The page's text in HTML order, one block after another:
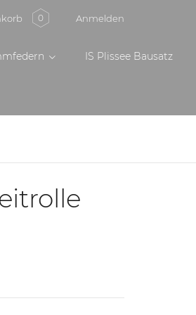
0 Anmelden
IS Plissee Bausatz